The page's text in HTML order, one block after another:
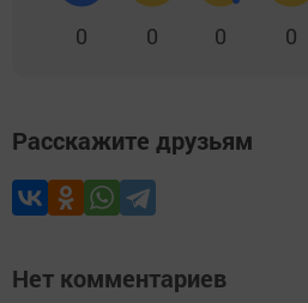
0 0 0 0
Расскажите друзьям
Нет комментариев